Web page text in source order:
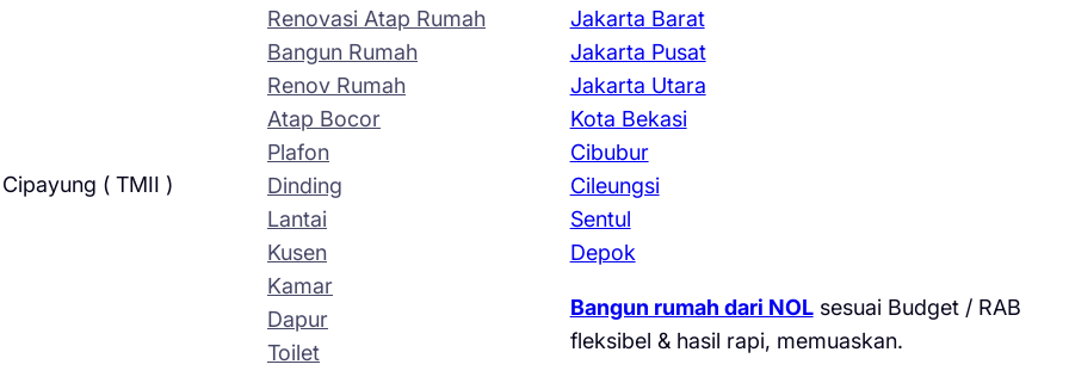
( TMII )
Renovasi Atap Rumah
Bangun Rumah
Renov Rumah
Atap Bocor
Plafon
Dinding
Lantai
Kusen
Kamar
Dapur
Toilet
Jakarta Barat
Jakarta Pusat
Jakarta Utara
Kota Bekasi
Cibubur
Cileungsi
Sentul
Depok
Bangun rumah dari NOLsesuai Budget / RAB
fleksibel & hasil rapi, memuaskan.